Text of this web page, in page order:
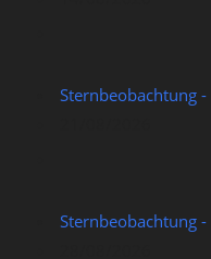
Sternbeobachtung
Sternbeobachtung